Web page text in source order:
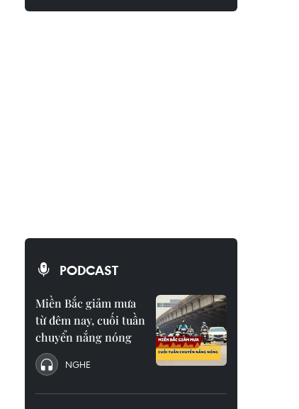
PODCAST
Miền Bắc giảm mưa
từ đêm nay, cuối tuần
chuyển nắng nóng
NGHE